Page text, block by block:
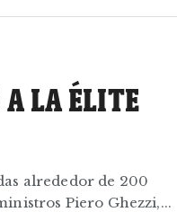
A LA ÉLITE
alrededor de 200
Piero Ghezzi,...